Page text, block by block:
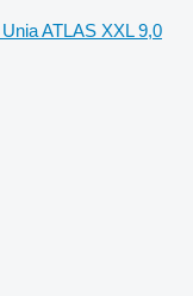
ATLAS XXL 9,0